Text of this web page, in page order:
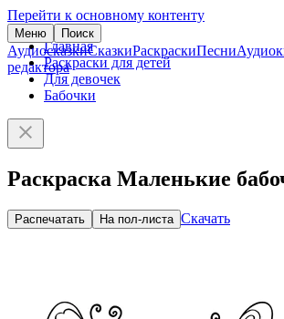
Перейти к основному контенту
Меню Поиск
АудиосказкиСказкиРаскраскиПесни
редактора
Главная
Раскраски для детей
Для девочек
Бабочки
Раскраска Маленькие
Распечатать На пол-листа Скачать